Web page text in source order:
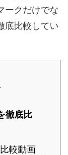
ークだけでな
底比較してい
徹底比
較動画